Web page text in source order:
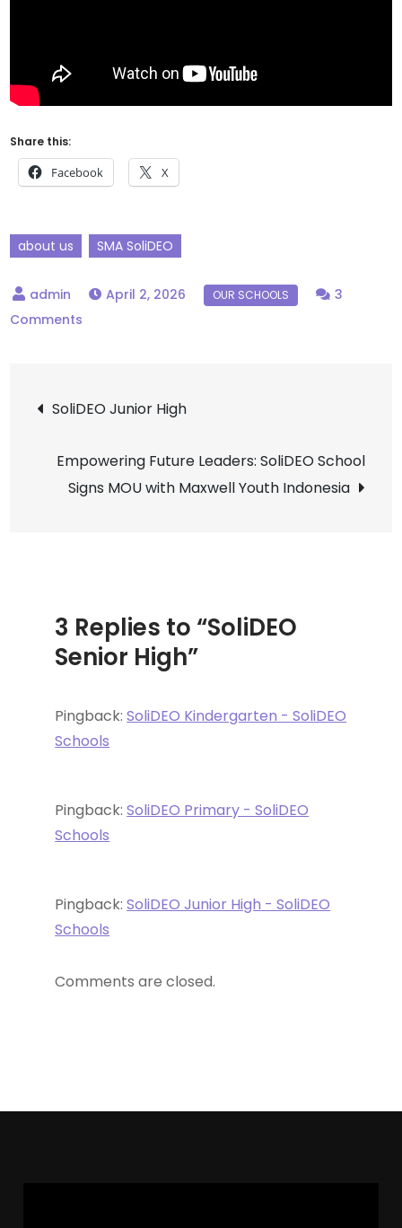
Share this:
Facebook X
about us SMA SoliDEO
April 2, 2026
3
Comments
SoliDEO Junior High
Empowering Future Leaders: SoliDEO School
Signs MOU with Maxwell Youth Indonesia
3 Replies to “SoliDEO
Senior High”
Pingback:SoliDEO Kindergarten - SoliDEO
Schools
Pingback:SoliDEO Primary - SoliDEO
Schools
Pingback:SoliDEO Junior High - SoliDEO
Schools
Comments are closed.